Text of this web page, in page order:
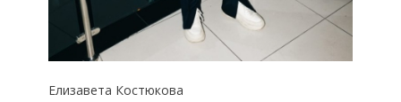
Елизавета Костюкова